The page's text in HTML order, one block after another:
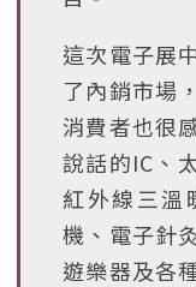
這次電子展
了內銷市場
消費者也很
說話的IC、
紅外線三溫
機、電子針
遊樂器及各